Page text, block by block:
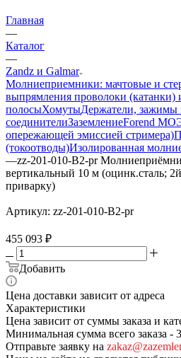
Главная
—
Каталог
—
Zandz и Galmar
Молниеприемники: мачтовые и
выпрямления проволоки (катанки)
полосыХомутыДержатели, зажимы
соединителиЗаземлениеForend
опережающей эмиссией стримера)
(токоотводы)Изолированная
—zz-201-010-В2-pr
вертикальный 10 м (оцинк.сталь;
приварку)
Артикул: zz-201-010-В2-pr
455 093 ₽
Добавить
Цена доставки зависит от адреса
Характеристики
Цена зависит от суммы заказа и
Минимальная сумма всего заказа -
Отправьте заявку на